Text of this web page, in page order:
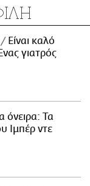
Είναι καλό
γιατρός
Τα
Ιμπέρ ντε